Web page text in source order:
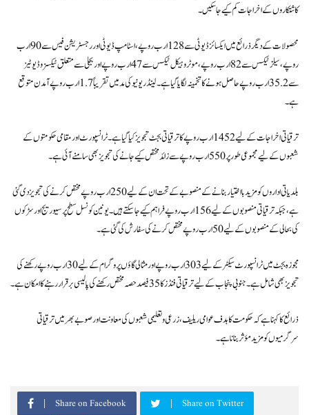
کاشتکاروں کے اخراجات کم کیے جا سکیں۔
محصولات کے دیگر ذرائع میں ایکسائز ڈیوٹی سے 128 ارب روپے، اسٹامپ ڈیوٹی اور رجسٹریشن فیس سے 90 ارب
روپے، سیلز ٹیکس سے 82 ارب روپے، موٹر وہیکل ٹیکس سے 47 ارب روپے اور بجلی سے متعلق ٹیکسز و ڈیوٹیز
سے 35.2 ارب روپے حاصل ہونے کا تخمینہ لگایا گیا ہے۔ لینڈ ریونیو کی مد میں تقریباً 1.7 ارب روپے آمدن متوقع
ہے۔
ترقیاتی اخراجات کے لیے 1452 ارب روپے کا ترقیاتی بجٹ تجویز کیا گیا ہے۔ ٹرانسپورٹ اور مقامی حکومتوں کے
شعبوں کے لیے مجموعی طور پر 550 ارب روپے سے زائد مختص کیے جانے کی تجویز بھی سامنے آئی ہے۔
بلدیاتی اداروں کو مزید بااختیار بنانے کے منصوبے کے تحت ان کے لیے 250 ارب روپے مختص کرنے کی تجویز دی گئی
ہے، جبکہ ترقیاتی منصوبوں کے لیے 156 ارب روپے فراہم کیے جا سکتے ہیں۔ یونین کونسل سطح پر سیوریج اور سڑکوں
کی بحالی کے منصوبوں کے لیے 50 ارب روپے مختص کرنے کی سفارش کی گئی ہے۔
مجوزہ بجٹ میں ٹرانسپورٹ سیکٹر کے لیے 303 ارب روپے اور مثالی گاؤں پروگرام کے لیے 30 ارب روپے رکھنے کی
تجویز بھی شامل ہے۔ جنوبی پنجاب کے لیے ترقیاتی فنڈز کا 35 فیصد حصہ مختص رکھنے کی پالیسی برقرار رہنے کا امکان ہے۔
ذرائع کا کہنا ہے کہ حکومت کا ہدف عوامی ریلیف، زرعی و تعلیمی شعبوں کی معاونت اور صوبے بھر میں ترقیاتی
سرگرمیوں کو مزید مؤثر بنانا ہے۔
Share on Facebook Share on Twitter